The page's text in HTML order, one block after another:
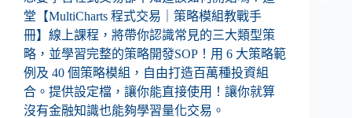
堂【MultiCharts 程式交易｜策略模組教戰手
冊】線上課程，將帶你認識常見的三大類型策
略，並學習完整的策略開發SOP！用 6 大策略範
例及 40 個策略模組，自由打造百萬種投資組
合。提供設定檔，讓你能直接使用！讓你就算
沒有金融知識也能夠學習量化交易。